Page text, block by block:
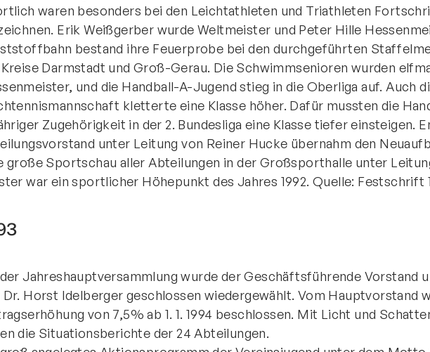
waren besonders bei den Leichtathleten und Triathleten
Erik Weißgerber wurde Weltmeister und Peter Hille
bestand ihre Feuerprobe bei den durchgeführten
Darmstadt und Groß-Gerau. Die Schwimmsenioren wurden
und die Handball-A-Jugend stieg in die Oberliga auf. Auch
kletterte eine Klasse höher. Dafür mussten die
Zugehörigkeit in der 2. Bundesliga eine Klasse tiefer einsteigen.
unter Leitung von Reiner Hucke übernahm den
große Sportschau aller Abteilungen in der Großsporthalle unter
war ein sportlicher Höhepunkt des Jahres 1992. Quelle: Festschrift
Jahreshauptversammlung wurde der Geschäftsführende Vorstand
Dr. Horst Idelberger geschlossen wiedergewählt. Vom Hauptvorstand
von 7,5% ab 1. 1. 1994 beschlossen. Mit Licht und
die Situationsberichte der 24 Abteilungen.